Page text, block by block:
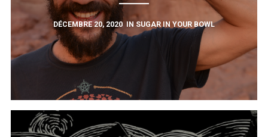
DÉCEMBRE 20, 2020 IN SUGAR IN YOUR BOWL